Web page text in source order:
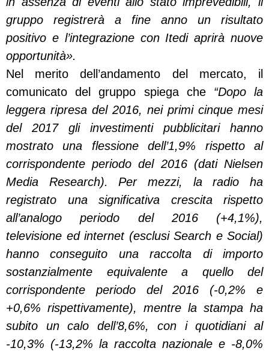
gruppo registrerà a fine anno un risultato
positivo e l’integrazione con Itedi aprirà nuove
opportunità».
Nel merito dell’andamento del mercato, il
comunicato del gruppo spiega che“Dopo la
leggera ripresa del 2016, nei primi cinque mesi
del 2017 gli investimenti pubblicitari hanno
mostrato una flessione dell’1,9% rispetto al
corrispondente periodo del 2016 (dati Nielsen
Media Research). Per mezzi, la radio ha
registrato una significativa crescita rispetto
all’analogo periodo del 2016 (+4,1%),
televisione ed internet (esclusi Search e Social)
hanno conseguito una raccolta di importo
sostanzialmente equivalente a quello del
corrispondente periodo del 2016 (-0,2% e
+0,6% rispettivamente), mentre la stampa ha
subito un calo dell’8,6%, con i quotidiani al
-10,3% (-13,2% la raccolta nazionale e -8,0%